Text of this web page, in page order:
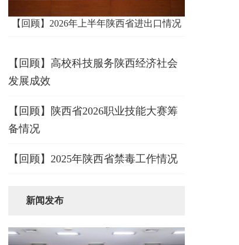
【回顾】2026年上半年陕西省进出口情况
【回顾】高校科技服务陕西经济社会
发展成效
【回顾】陕西省2026职业技能大赛筹
备情况
【回顾】2025年陕西省禁毒工作情况
新闻发布